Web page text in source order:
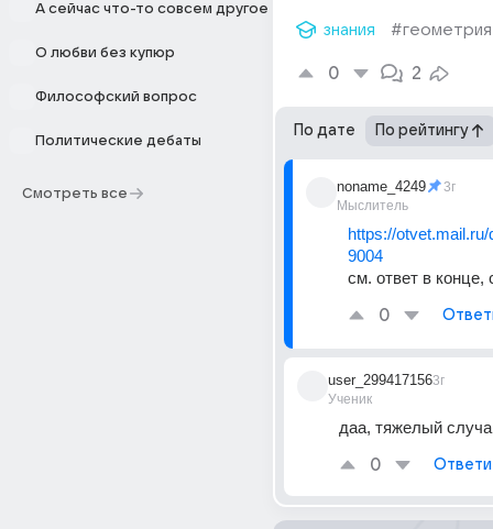
А сейчас что-то совсем другое
О любви без купюр
Философский вопрос
Политические дебаты
Смотреть все
знания #геометрия
0 2
По дате По рейтингу
noname_4249
Мыслитель
3г
https://
9004
см. ответ в конце,
0
user_299417156
Ученик
3г
даа, тяжелый
0